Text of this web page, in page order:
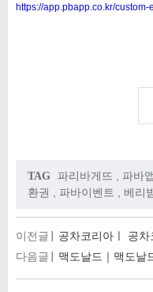
https://app.pbapp.co.kr/
TAG 파리바게뜨 , 파바앱
환권 , 파바이벤트 , 베리
이전글
공차코리아ㅣ 공차
다음글
맥도날드｜맥도날